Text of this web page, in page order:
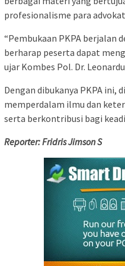
profesionalisme para
“Pembukaan PKPA berjalan
berharap peserta dapat
ujar Kombes Pol. Dr.
Dengan dibukanya PKPA ini,
memperdalam ilmu dan
serta berkontribusi bagi
Reporter: Fridris Jimson S